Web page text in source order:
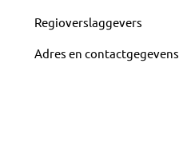
Regioverslaggevers
Adres en contactgegevens